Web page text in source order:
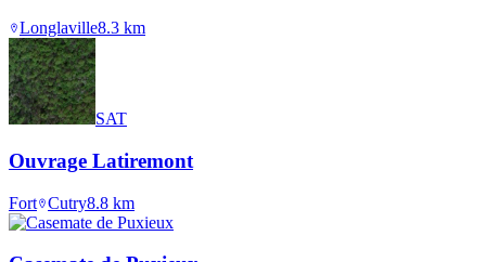
Longlaville8.3 km
SAT
Ouvrage Latiremont
Fort Cutry8.8 km